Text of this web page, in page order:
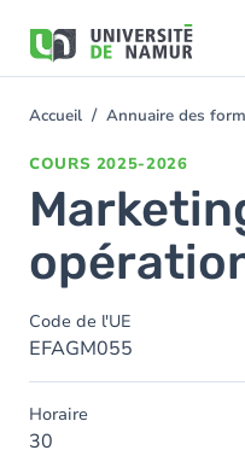
contenu
You
Accueil Annuaire des
COURS 2025-2026
Code de l'UE
EFAGM055
Horaire
30